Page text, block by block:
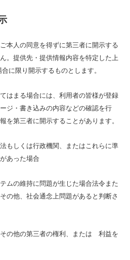
本人の同意を得ずに第三者に開示する
。提供先・提供情報内容を特定した上
に限り開示するものとします。
はまる場合には、利用者の皆様が登録
ジ・書き込みの内容などの確認を行
を第三者に開示することがあります。
もしくは行政機関、またはこれらに準
あった場合
ムの維持に問題が生じた場合法令また
の他、社会通念上問題があると判断さ
その他の第三者の権利、または 利益を